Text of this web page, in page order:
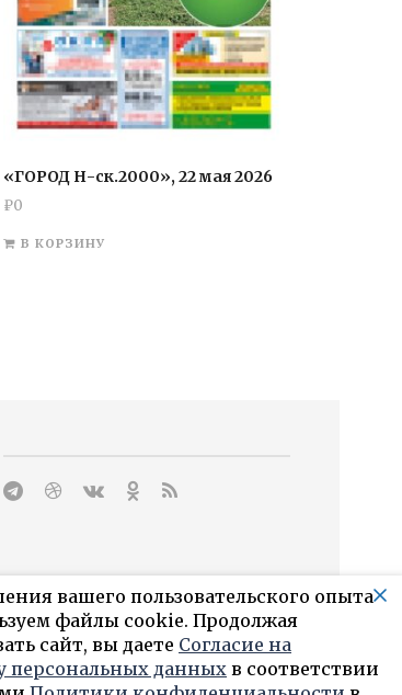
«ГОРОД Н-ск.2000», 22 мая 2026
₽0
В КОРЗИНУ
вашего пользовательского опыта
файлы cookie. Продолжая
сайт, вы даете Согласие на
персональных данныхв соответствии